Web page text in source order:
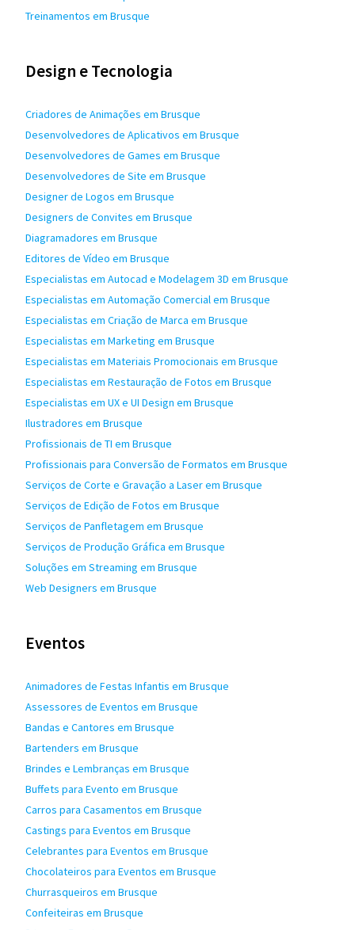
Treinamentos em Brusque
Design e Tecnologia
Criadores de Animações em Brusque
Desenvolvedores de Aplicativos em Brusque
Desenvolvedores de Games em Brusque
Desenvolvedores de Site em Brusque
Designer de Logos em Brusque
Designers de Convites em Brusque
Diagramadores em Brusque
Editores de Vídeo em Brusque
Especialistas em Autocad e Modelagem 3D em Brusque
Especialistas em Automação Comercial em Brusque
Especialistas em Criação de Marca em Brusque
Especialistas em Marketing em Brusque
Especialistas em Materiais Promocionais em Brusque
Especialistas em Restauração de Fotos em Brusque
Especialistas em UX e UI Design em Brusque
Ilustradores em Brusque
Profissionais de TI em Brusque
Profissionais para Conversão de Formatos em Brusque
Serviços de Corte e Gravação a Laser em Brusque
Serviços de Edição de Fotos em Brusque
Serviços de Panfletagem em Brusque
Serviços de Produção Gráfica em Brusque
Soluções em Streaming em Brusque
Web Designers em Brusque
Eventos
Animadores de Festas Infantis em Brusque
Assessores de Eventos em Brusque
Bandas e Cantores em Brusque
Bartenders em Brusque
Brindes e Lembranças em Brusque
Buffets para Evento em Brusque
Carros para Casamentos em Brusque
Castings para Eventos em Brusque
Celebrantes para Eventos em Brusque
Chocolateiros para Eventos em Brusque
Churrasqueiros em Brusque
Confeiteiras em Brusque